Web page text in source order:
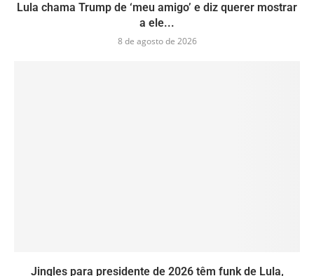
Lula chama Trump de ‘meu amigo’ e diz querer mostrar
a ele...
8 de agosto de 2026
Jingles para presidente de 2026 têm funk de Lula,